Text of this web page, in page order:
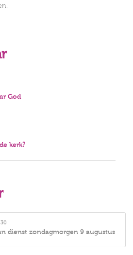
God
kerk?
dienst zondagmorgen 9 augustus